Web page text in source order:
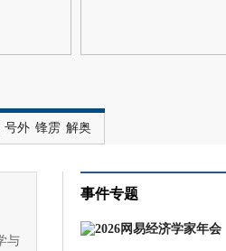
号外 锋雳 解奥
与
事件专题